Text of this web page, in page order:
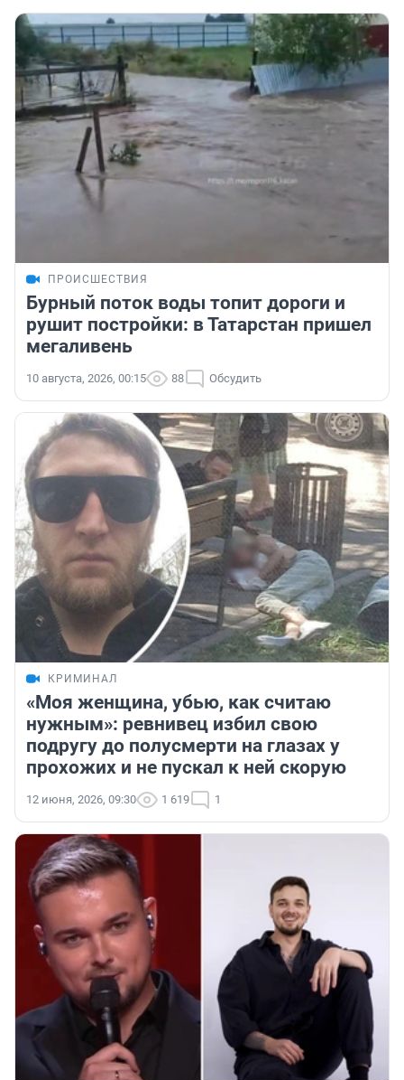
ПРОИСШЕСТВИЯ
Бурный поток воды топит дороги и
рушит постройки: в Татарстан пришел
мегаливень
10 августа, 2026, 00:15 88 Обсудить
КРИМИНАЛ
«Моя женщина, убью, как считаю
нужным»: ревнивец избил свою
подругу до полусмерти на глазах у
прохожих и не пускал к ней скорую
12 июня, 2026, 09:30 1 619 1